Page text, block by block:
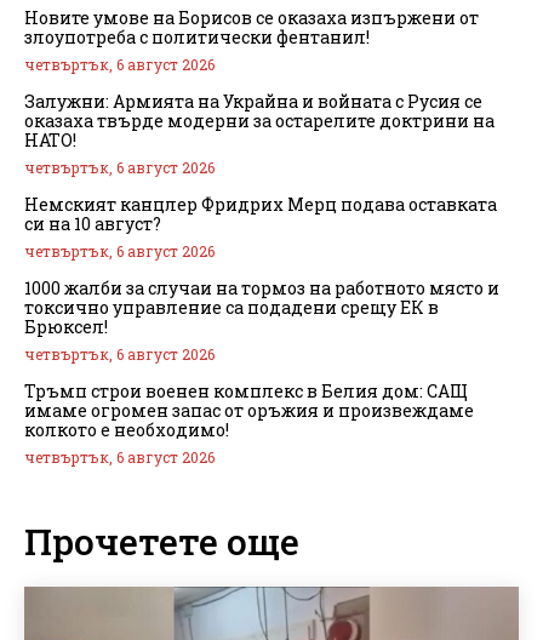
Новите умове на Борисов се оказаха изпържени от
злоупотреба с политически фентанил!
четвъртък, 6 август 2026
Залужни: Армията на Украйна и войната с Русия се
оказаха твърде модерни за остарелите доктрини на
НАТО!
четвъртък, 6 август 2026
Немският канцлер Фридрих Мерц подава оставката
си на 10 август?
четвъртък, 6 август 2026
1000 жалби за случаи на тормоз на работното място и
токсично управление са подадени срещу ЕК в
Брюксел!
четвъртък, 6 август 2026
Тръмп строи военен комплекс в Белия дом: САЩ
имаме огромен запас от оръжия и произвеждаме
колкото е необходимо!
четвъртък, 6 август 2026
Прочетете още